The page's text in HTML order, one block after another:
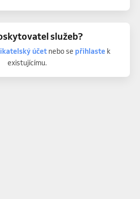
služeb?
účetnebo se přihlastek
existujícímu.